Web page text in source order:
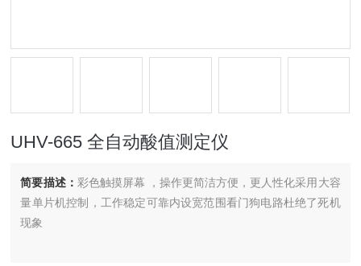
UHV-665 全自动酸值测定仪
简要描述： 彩色触摸屏幕 ，操作更简洁方便，更人性化采用大容
量单片机控制，工作稳定可靠内设宽范围看门狗电路杜绝了死机
现象